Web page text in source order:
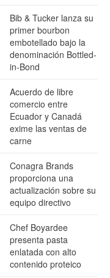
Bib & Tucker lanza su
primer bourbon
embotellado bajo la
denominación Bottled-
in-Bond
Acuerdo de libre
comercio entre
Ecuador y Canadá
exime las ventas de
carne
Conagra Brands
proporciona una
actualización sobre su
equipo directivo
Chef Boyardee
presenta pasta
enlatada con alto
contenido proteico